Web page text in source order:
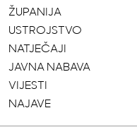
ŽUPANIJA
USTROJSTVO
NATJEČAJI
JAVNA NABAVA
VIJESTI
NAJAVE